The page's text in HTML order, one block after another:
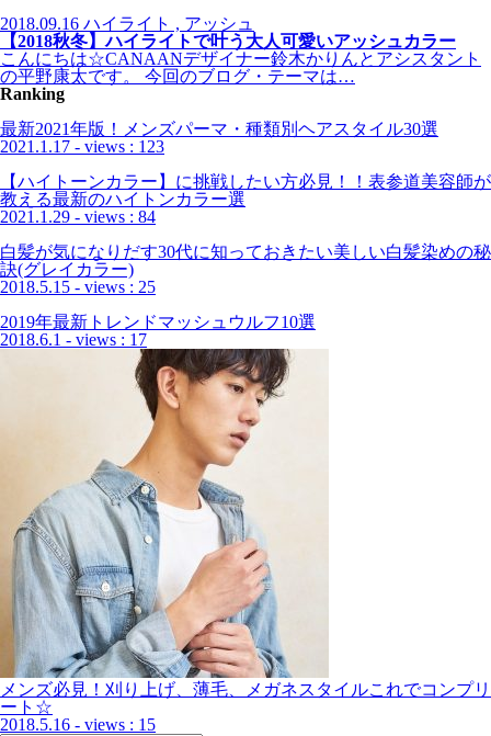
2018.09.16 ハイライト , アッシュ
【2018秋冬】ハイライトで叶う大人可愛いアッシュカラー
こんにちは☆CANAANデザイナー鈴木かりんとアシスタント
の平野康太です。 今回のブログ・テーマは…
Ranking
最新2021年版！メンズパーマ・種類別ヘアスタイル30選
2021.1.17 - views : 123
【ハイトーンカラー】に挑戦したい方必見！！表参道美容師が
教える最新のハイトンカラー選
2021.1.29 - views : 84
白髪が気になりだす30代に知っておきたい美しい白髪染めの秘
訣(グレイカラー)
2018.5.15 - views : 25
2019年最新トレンドマッシュウルフ10選
2018.6.1 - views : 17
メンズ必見！刈り上げ、薄毛、メガネスタイルこれでコンプリ
ート☆
2018.5.16 - views : 15